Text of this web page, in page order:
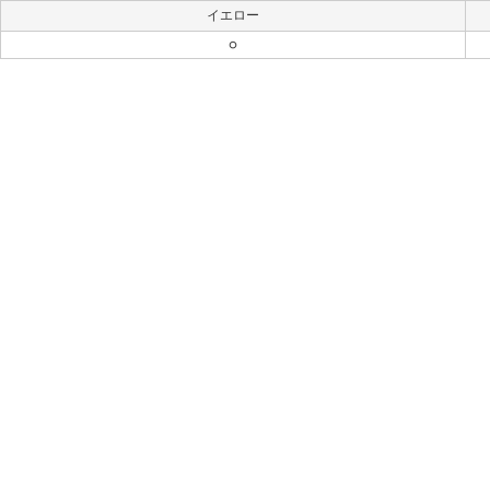
イエロー
○